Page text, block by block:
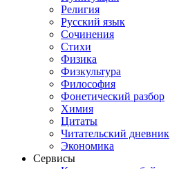
Религия
Русский язык
Сочинения
Стихи
Физика
Физкультура
Философия
Фонетический разбор
Химия
Цитаты
Читательский дневник
Экономика
Сервисы